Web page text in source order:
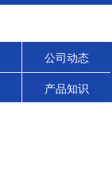
公司动态
产品知识